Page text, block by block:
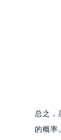
总之，
的概率